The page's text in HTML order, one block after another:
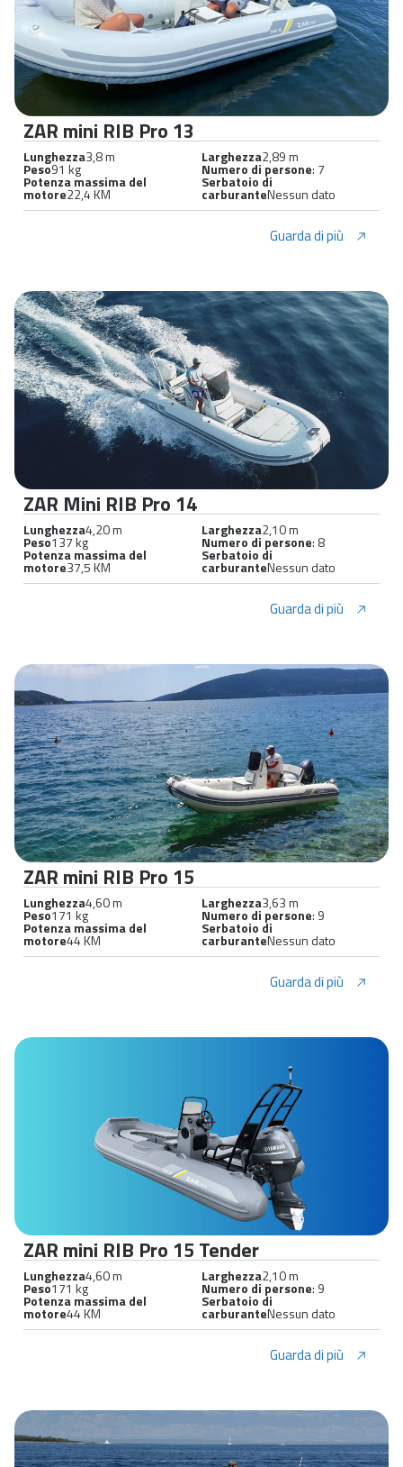
ZAR mini RIB Pro 13
Lunghezza3,8 m Larghezza2,89 m
Peso91 kg Numero di persone: 7
Potenza massima del
motore22,4 KM
Serbatoio di
carburanteNessun dato
Guarda di più
ZAR Mini RIB Pro 14
Lunghezza4,20 m Larghezza2,10 m
Peso137 kg Numero di persone: 8
Potenza massima del
motore37,5 KM
Serbatoio di
carburanteNessun dato
Guarda di più
ZAR mini RIB Pro 15
Lunghezza4,60 m Larghezza3,63 m
Peso171 kg Numero di persone: 9
Potenza massima del
motore44 KM
Serbatoio di
carburanteNessun dato
Guarda di più
ZAR mini RIB Pro 15 Tender
Lunghezza4,60 m Larghezza2,10 m
Peso171 kg Numero di persone: 9
Potenza massima del
motore44 KM
Serbatoio di
carburanteNessun dato
Guarda di più